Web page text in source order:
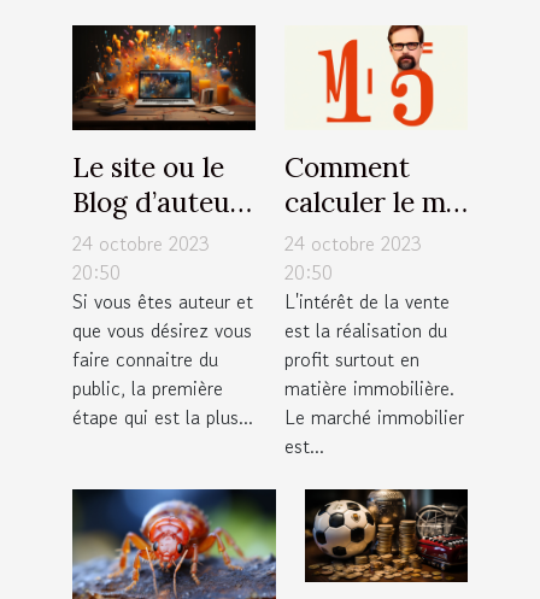
Le site ou le
Blog d’auteur
: Comment
s’en occuper
pour une
large
visibilité ?
24 octobre 2023
20:50
Si vous êtes auteur et
que vous désirez vous
faire connaitre du
public, la première
étape qui est la plus...
Comment
calculer le m²
?
24 octobre 2023
20:50
L'intérêt de la vente
est la réalisation du
profit surtout en
matière immobilière.
Le marché immobilier
est...